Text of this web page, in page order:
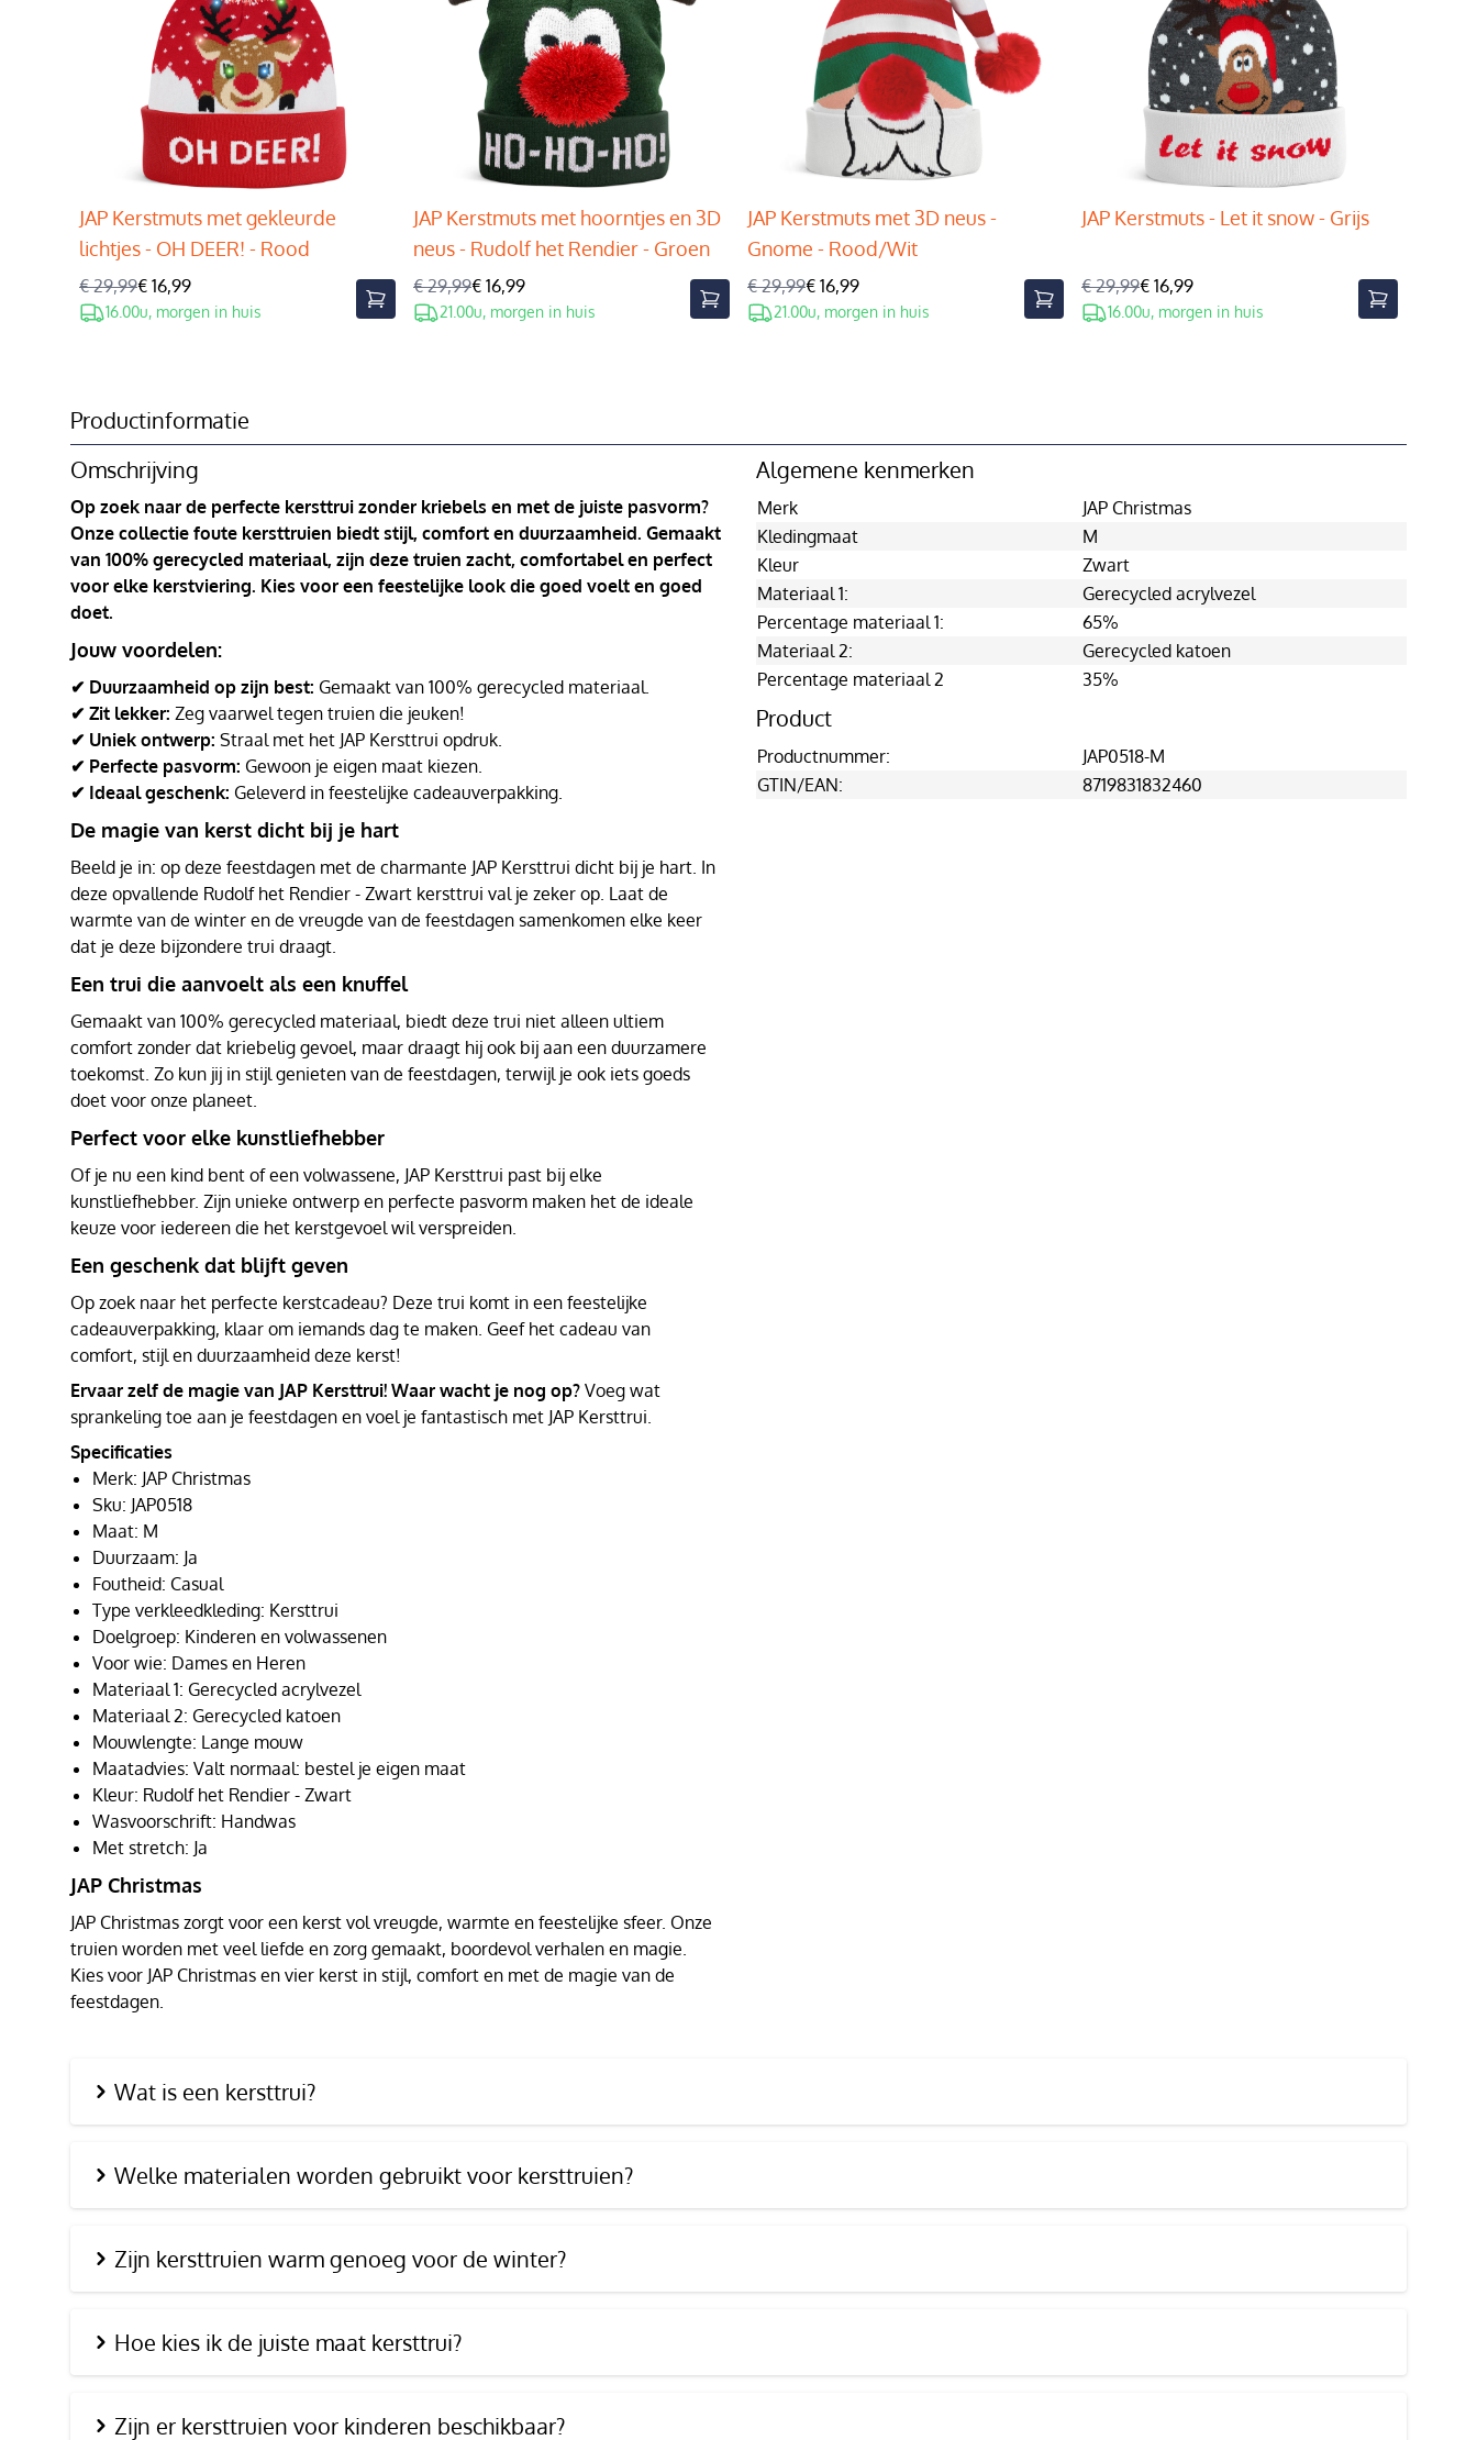
JAP Kerstmuts met gekleurde
lichtjes - OH DEER! - Rood
€ 29,99€ 16,99
16.00u, morgen in huis
JAP Kerstmuts met hoorntjes en 3D
neus - Rudolf het Rendier - Groen
€ 29,99€ 16,99
21.00u, morgen in huis
JAP Kerstmuts met 3D neus -
Gnome - Rood/Wit
€ 29,99€ 16,99
21.00u, morgen in huis
JAP Kerstmuts - Let it snow - Grijs
€ 29,99€ 16,99
16.00u, morgen in huis
Productinformatie
Omschrijving
Op zoek naar de perfecte kersttrui zonder kriebels en met de juiste pasvorm?
Onze collectie foute kersttruien biedt stijl, comfort en duurzaamheid. Gemaakt
van 100% gerecycled materiaal, zijn deze truien zacht, comfortabel en perfect
voor elke kerstviering. Kies voor een feestelijke look die goed voelt en goed
doet.
Jouw voordelen:
✔ Duurzaamheid op zijn best: Gemaakt van 100% gerecycled materiaal.
✔ Zit lekker: Zeg vaarwel tegen truien die jeuken!
✔ Uniek ontwerp: Straal met het JAP Kersttrui opdruk.
✔ Perfecte pasvorm: Gewoon je eigen maat kiezen.
✔ Ideaal geschenk: Geleverd in feestelijke cadeauverpakking.
De magie van kerst dicht bij je hart
Beeld je in: op deze feestdagen met de charmante JAP Kersttrui dicht bij je hart. In
deze opvallende Rudolf het Rendier - Zwart kersttrui val je zeker op. Laat de
warmte van de winter en de vreugde van de feestdagen samenkomen elke keer
dat je deze bijzondere trui draagt.
Een trui die aanvoelt als een knuffel
Gemaakt van 100% gerecycled materiaal, biedt deze trui niet alleen ultiem
comfort zonder dat kriebelig gevoel, maar draagt hij ook bij aan een duurzamere
toekomst. Zo kun jij in stijl genieten van de feestdagen, terwijl je ook iets goeds
doet voor onze planeet.
Perfect voor elke kunstliefhebber
Of je nu een kind bent of een volwassene, JAP Kersttrui past bij elke
kunstliefhebber. Zijn unieke ontwerp en perfecte pasvorm maken het de ideale
keuze voor iedereen die het kerstgevoel wil verspreiden.
Een geschenk dat blijft geven
Op zoek naar het perfecte kerstcadeau? Deze trui komt in een feestelijke
cadeauverpakking, klaar om iemands dag te maken. Geef het cadeau van
comfort, stijl en duurzaamheid deze kerst!
Ervaar zelf de magie van JAP Kersttrui! Waar wacht je nog op? Voeg wat
sprankeling toe aan je feestdagen en voel je fantastisch met JAP Kersttrui.
Specificaties
Merk: JAP Christmas
Sku: JAP0518
Maat: M
Duurzaam: Ja
Foutheid: Casual
Type verkleedkleding: Kersttrui
Doelgroep: Kinderen en volwassenen
Voor wie: Dames en Heren
Materiaal 1: Gerecycled acrylvezel
Materiaal 2: Gerecycled katoen
Mouwlengte: Lange mouw
Maatadvies: Valt normaal: bestel je eigen maat
Kleur: Rudolf het Rendier - Zwart
Wasvoorschrift: Handwas
Met stretch: Ja
JAP Christmas
JAP Christmas zorgt voor een kerst vol vreugde, warmte en feestelijke sfeer. Onze
truien worden met veel liefde en zorg gemaakt, boordevol verhalen en magie.
Kies voor JAP Christmas en vier kerst in stijl, comfort en met de magie van de
feestdagen.
Algemene kenmerken
Merk
JAP Christmas
Kledingmaat
M
Kleur
Zwart
Materiaal 1:
Gerecycled acrylvezel
Percentage materiaal 1:
65%
Materiaal 2:
Gerecycled katoen
Percentage materiaal 2
35%
Product
Productnummer:
JAP0518-M
GTIN/EAN:
8719831832460
Wat is een kersttrui?
Welke materialen worden gebruikt voor kersttruien?
Zijn kersttruien warm genoeg voor de winter?
Hoe kies ik de juiste maat kersttrui?
Zijn er kersttruien voor kinderen beschikbaar?